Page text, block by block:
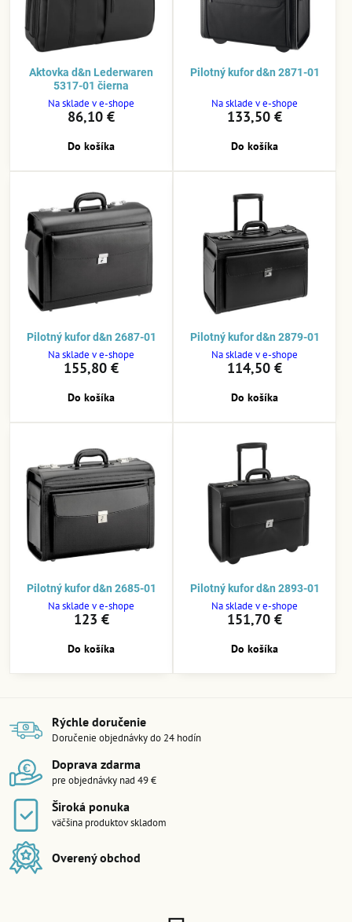
Aktovka d&n Lederwaren
5317-01 čierna
Na sklade v e-shope
86,10 €
Do košíka
Pilotný kufor d&n 2871-01
Na sklade v e-shope
133,50 €
Do košíka
Pilotný kufor d&n 2687-01
Na sklade v e-shope
155,80 €
Do košíka
Pilotný kufor d&n 2879-01
Na sklade v e-shope
114,50 €
Do košíka
Pilotný kufor d&n 2685-01
Na sklade v e-shope
123 €
Do košíka
Pilotný kufor d&n 2893-01
Na sklade v e-shope
151,70 €
Do košíka
Rýchle doručenie
Doručenie objednávky do 24 hodín
Doprava zdarma
pre objednávky nad 49 €
Široká ponuka
väčšina produktov skladom
Overený obchod